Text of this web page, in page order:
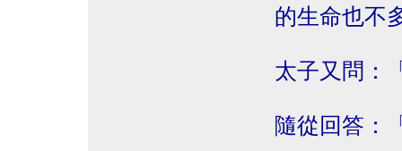
的生命也不
太子又問：
隨從回答：